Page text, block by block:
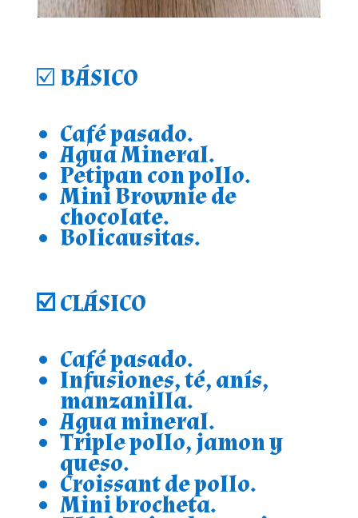
☑️BÁSICO
Café pasado.
Agua Mineral.
Petipan con pollo.
Mini Brownie de
chocolate.
Bolicausitas.
☑️CLÁSICO
Café pasado.
Infusiones, té, anís,
manzanilla.
Agua mineral.
Triple pollo, jamon y
queso.
Croissant de pollo.
Mini brocheta.